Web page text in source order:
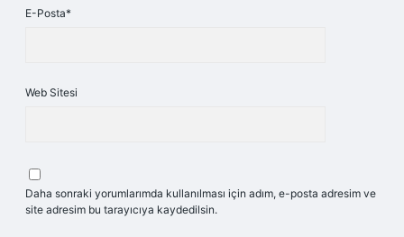
E-Posta*
Web Sitesi
Daha sonraki yorumlarımda kullanılması için adım, e-posta adresim ve
site adresim bu tarayıcıya kaydedilsin.